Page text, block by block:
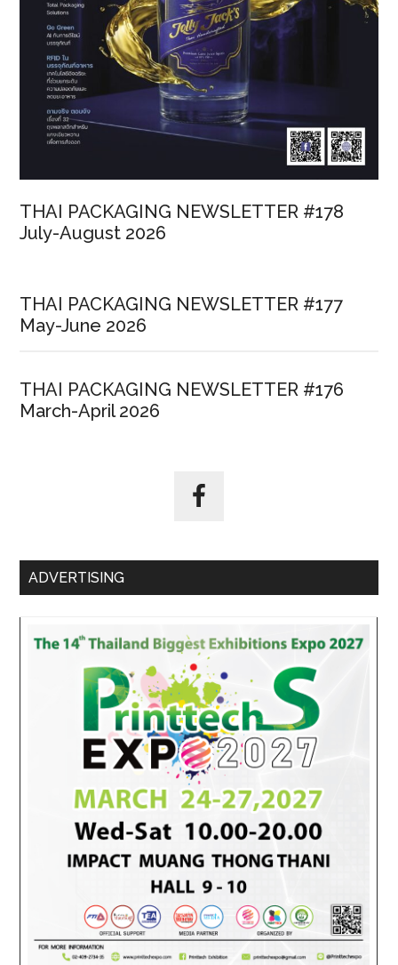
ทาง
ธุรกิจ
THAI PACKAGING NEWSLETTER #178
July-August 2026
THAI PACKAGING NEWSLETTER #177
May-June 2026
THAI PACKAGING NEWSLETTER #176
March-April 2026
ADVERTISING